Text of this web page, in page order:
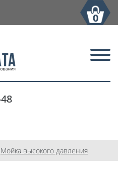
0
Мойка высокого давления